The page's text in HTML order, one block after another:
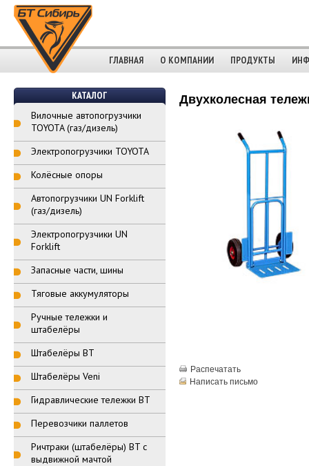
ГЛАВНАЯ О КОМПАНИИ ПРОДУКТЫ
КАТАЛОГ
Вилочные автопогрузчики
TOYOTA (газ/дизель)
Электропогрузчики TOYOTA
Колёсные опоры
Автопогрузчики UN Forklift
(газ/дизель)
Электропогрузчики UN
Forklift
Запасные части, шины
Тяговые аккумуляторы
Ручные тележки и
штабелёры
Штабелёры BT
Штабелёры Veni
Гидравлические тележки BT
Перевозчики паллетов
Ричтраки (штабелёры) BT с
выдвижной мачтой
Двухколесная
Распечатать
Написать письмо